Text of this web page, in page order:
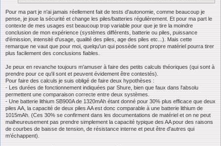
Pour ma part je n'ai jamais réellement fait de tests d'autonomie, comme beaucoup je
pense, je joue la sécurité et change les piles/batteries régulièrement. Et pour ma part le
contexte de mes usages est beaucoup trop variable pour que je tire la moindre
conclusion de mon expérience (systèmes différents, batterie ou piles, puissance
d'émission, intensité d'usage, qualité des piles, age des piles etc...). Mais cette
remarque ne vaut que pour moi, quelqu'un qui possède sont propre matériel pourra tirer
plus facilement des conclusions fiables.
Je peux en revanche toujours m'amuser à faire des petits calculs théoriques (qui sont à
prendre pour ce qu'il sont et peuvent évidement être contestés).
Pour faire des calculs je suis obligé de faire deux hypothèses :
- Les durées de fonctionnement indiquées par Shure, bien que faux dans l'absolu
permettent une comparaison correcte entre deux systèmes.
- Une batterie lithium SB900A de 1320mAh étant donné pour 30% plus efficace que deux
piles AA, la capacité de deux piles AA est donc comparable à une batterie lithium de
1015mAh. (Ces 30% se confirment dans les documentations de matériel et on ne peut
malheureusement pas prendre simplement la capacité typique des AA pour des raisons
de courbes de baisse de tension, de résistance interne et peut être d'autres qui
m’échappent).